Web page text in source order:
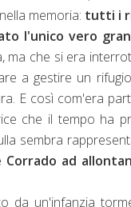
memoria: tutti i
l'unico vero
ma che si era
a gestire un
E così com'era
che il tempo ha
sembra
ad
da un'infanzia